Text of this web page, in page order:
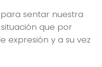
sentar nuestra
que por
expresión y a su vez